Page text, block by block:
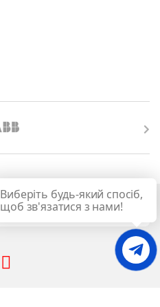
Виберіть будь-який спосіб,
щоб зв'язатися з нами!